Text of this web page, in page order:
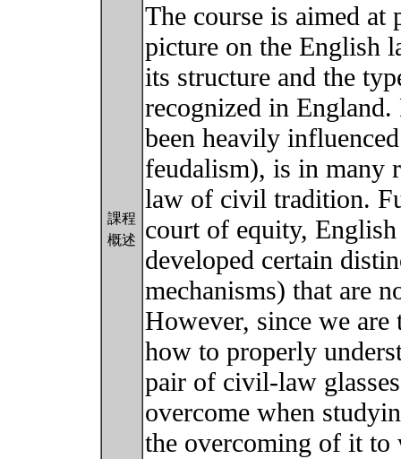
課程
概述
The course is aimed
picture on the English
its structure and the
recognized in
been heavily
feudalism), is in many
law of civil tradition.
court of equity,
developed certain
mechanisms) that are
However, since we
how to properly
pair of civil-law
overcome when
the overcoming of it